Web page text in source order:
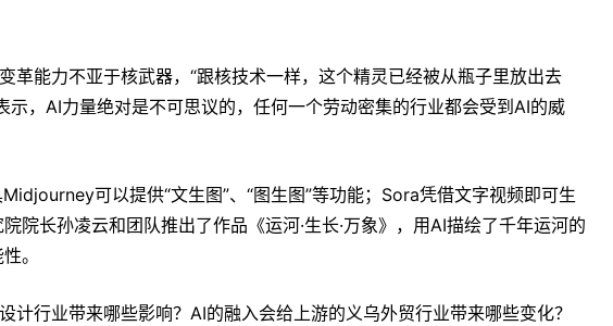
革能力不亚于核武器，“跟核技术一样，这个精灵已经被从瓶子里放出去
示，AI力量绝对是不可思议的，任何一个劳动密集的行业都会受到AI的威
可以提供“文生图”、“图生图”等功能；Sora凭借文字视频即可生
院长孙凌云和团队推出了作品《运河·生长·万象》，用AI描绘了千年运河的
。
计行业带来哪些影响？AI的融入会给上游的义乌外贸行业带来哪些变化？